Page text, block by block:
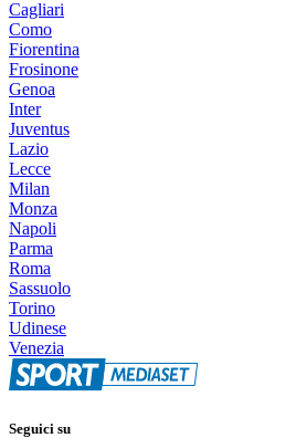
Cagliari
Como
Fiorentina
Frosinone
Genoa
Inter
Juventus
Lazio
Lecce
Milan
Monza
Napoli
Parma
Roma
Sassuolo
Torino
Udinese
Venezia
Seguici su